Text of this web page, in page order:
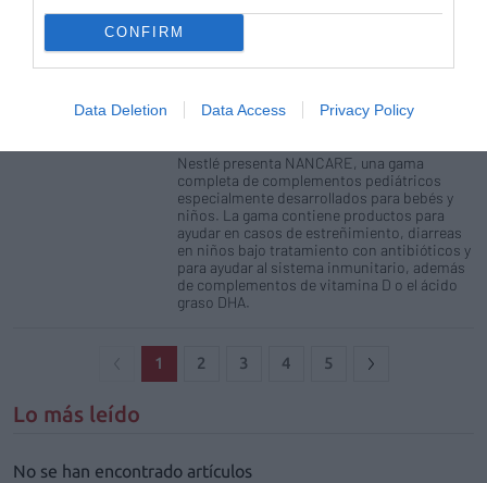
CONFIRM
Data Deletion Data Access Privacy Policy
Nestlé se estrena en la categoría de
complementos nutricionales
Noticias y novedades
Redacción
Nestlé presenta NANCARE, una gama
completa de complementos pediátricos
especialmente desarrollados para bebés y
niños. La gama contiene productos para
ayudar en casos de estreñimiento, diarreas
en niños bajo tratamiento con antibióticos y
para ayudar al sistema inmunitario, además
de complementos de vitamina D o el ácido
graso DHA.
1 2 3 4 5
Lo más leído
No se han encontrado artículos